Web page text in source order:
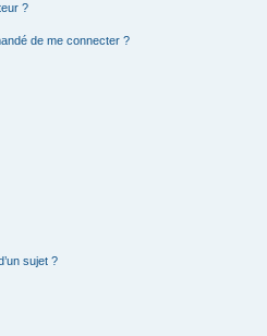
?
de me connecter ?
sujet ?